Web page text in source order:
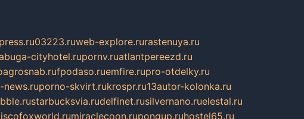
03223.ruweb-explore.rurastenuya.ru
cityhotel.rupornv.ruatlantpereezd.ru
fpodaso.ruemfire.rupro-otdelky.ru
news.ruporno-skvirt.rukrospr.ru13autor-kolonka.ru
starbucksvia.rudelfinet.rusilvernano.ruelestal.ru
miraclecoon.rupongup.ruhostel65.ru